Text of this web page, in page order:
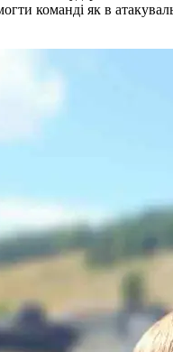
команді як в